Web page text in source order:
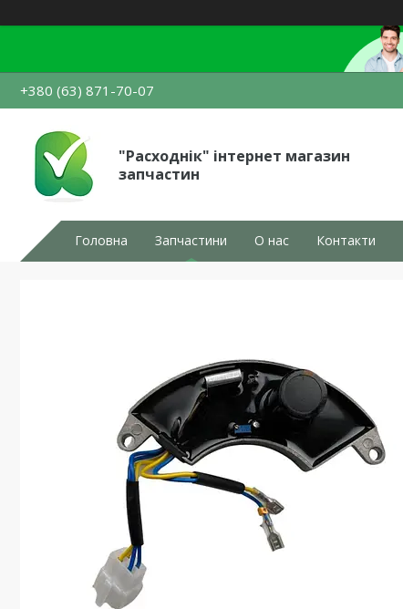
+380 (63) 871-70-07
"Расходнік" інтернет магазин
запчастин
Головна Запчастини О нас Контакти